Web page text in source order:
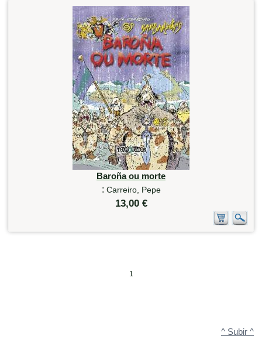
Baroña ou morte
: Carreiro, Pepe
13,00 €
1
^ Subir ^